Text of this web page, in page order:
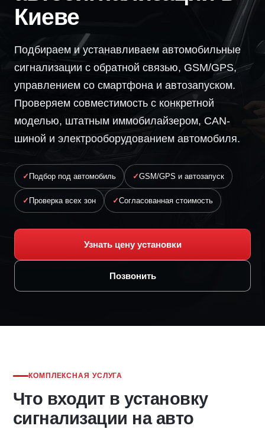
Киеве
Подбираем и устанавливаем автомобильные
сигнализации с обратной связью, GSM/GPS,
управлением со смартфона и автозапуском.
Проверяем совместимость с конкретной
моделью, штатным иммобилайзером, CAN-
шиной и электрооборудованием автомобиля.
Подбор под автомобиль GSM/GPS и автозапуск
Проверка всех зон Согласованная стоимость
Узнать цену установки
Позвонить
КОМПЛЕКСНАЯ УСЛУГА
Что входит в установку
сигнализации на авто